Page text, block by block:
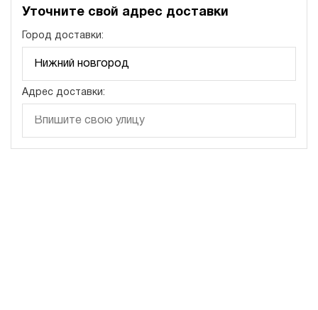
Уточните свой адрес доставки
Город доставки:
Адрес доставки: